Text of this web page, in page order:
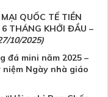
QUỐC TẾ TIỀN
THÁNG KHỞI ĐẦU –
10/2025)
đá mini năm 2025 –
Ngày nhà giáo